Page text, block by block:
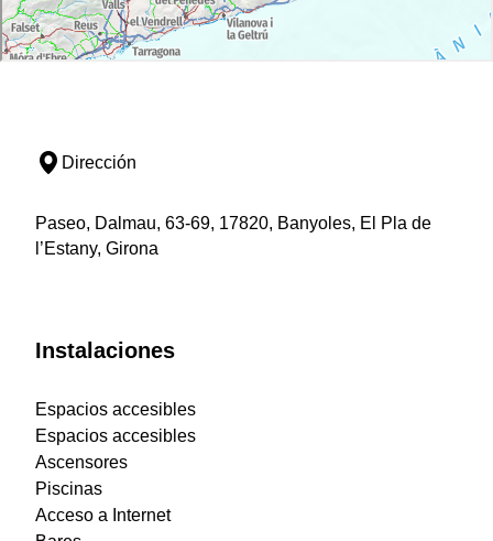
Dirección
Paseo, Dalmau, 63-69, 17820, Banyoles, El Pla de
l’Estany, Girona
Instalaciones
Espacios accesibles
Espacios accesibles
Ascensores
Piscinas
Acceso a Internet